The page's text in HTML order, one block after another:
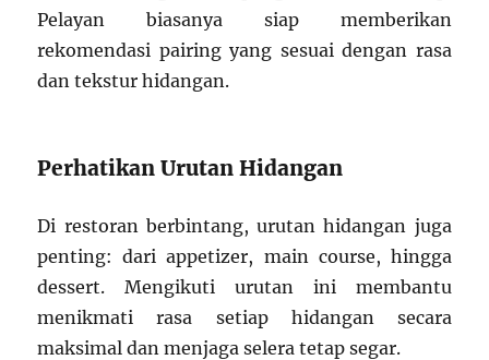
Pelayan biasanya siap memberikan
rekomendasi pairing yang sesuai dengan rasa
dan tekstur hidangan.
Perhatikan Urutan Hidangan
Di restoran berbintang, urutan hidangan juga
penting: dari appetizer, main course, hingga
dessert. Mengikuti urutan ini membantu
menikmati rasa setiap hidangan secara
maksimal dan menjaga selera tetap segar.